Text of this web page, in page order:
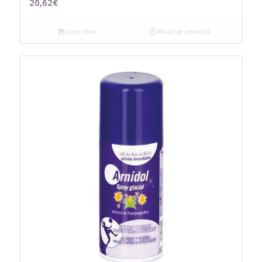
Leer más Mostrar detalles